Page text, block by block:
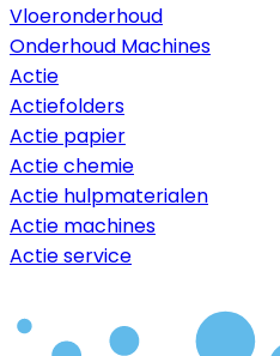
Vloeronderhoud
Onderhoud Machines
Actie
Actiefolders
Actie papier
Actie chemie
Actie hulpmaterialen
Actie machines
Actie service